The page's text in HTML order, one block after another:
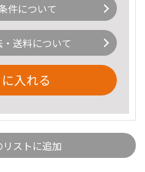
件について
送料について
入れる
ストに追加